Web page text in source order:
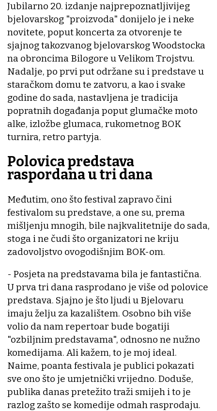
Jubilarno 20. izdanje najprepoznatljivijeg
bjelovarskog "proizvoda" donijelo je i neke
novitete, poput koncerta za otvorenje te
sjajnog takozvanog bjelovarskog Woodstocka
na obroncima Bilogore u Velikom Trojstvu.
Nadalje, po prvi put održane su i predstave u
staračkom domu te zatvoru, a kao i svake
godine do sada, nastavljena je tradicija
popratnih događanja poput glumačke moto
alke, izložbe glumaca, rukometnog BOK
turnira, retro partyja.
Polovica predstava
raspordana u tri dana
Međutim, ono što festival zapravo čini
festivalom su predstave, a one su, prema
mišljenju mnogih, bile najkvalitetnije do sada,
stoga i ne čudi što organizatori ne kriju
zadovoljstvo ovogodišnjim BOK-om.
- Posjeta na predstavama bila je fantastična.
U prva tri dana rasprodano je više od polovice
predstava. Sjajno je što ljudi u Bjelovaru
imaju želju za kazalištem. Osobno bih više
volio da nam repertoar bude bogatiji
"ozbiljnim predstavama", odnosno ne nužno
komedijama. Ali kažem, to je moj ideal.
Naime, poanta festivala je publici pokazati
sve ono što je umjetnički vrijedno. Doduše,
publika danas pretežito traži smijeh i to je
razlog zašto se komedije odmah rasprodaju.